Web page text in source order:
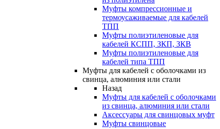
Муфты компрессионные и
термоусаживаемые для кабелей
ТПП
Муфты полиэтиленовые для
кабелей КСПП, ЗКП, ЗКВ
Муфты полиэтиленовые для
кабелей типа ТПП
Муфты для кабелей с оболочками из
свинца, алюминия или стали
Назад
Муфты для кабелей с оболочками
из свинца, алюминия или стали
Аксессуары для свинцовых муфт
Муфты свинцовые